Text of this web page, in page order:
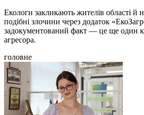
Екологи закликають жителів області й
подібні злочини через додаток
задокументований факт — це ще один
агресора.
головне